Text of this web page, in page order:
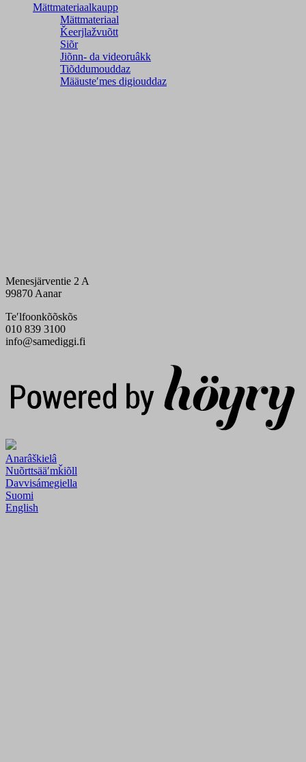
Mättmateriaalkaupp
Mättmateriaal
Ǩeerjlažvuõtt
Siõr
Jiõnn- da videoruâkk
Tiõddumouddaz
Määusteʹmes digiouddaz
Menesjärventie 2 A
99870 Aanar
Teʹlfoonkõõskõs
010 839 3100
info@samediggi.fi
Anarâškielâ
Nuõrttsääʹmǩiõll
Davvisámegiella
Suomi
English